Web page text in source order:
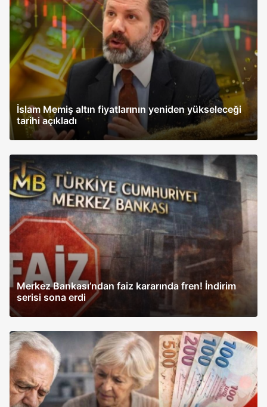
İslam Memiş altın fiyatlarının yeniden yükseleceği
tarihi açıkladı
Merkez Bankası’ndan faiz kararında fren! İndirim
serisi sona erdi